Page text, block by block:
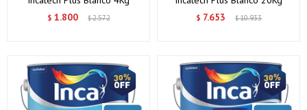
$ 1.800 $2.572 $ 7.653 $10.933